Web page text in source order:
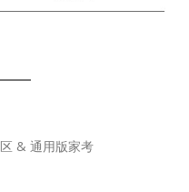
& 通用版家考